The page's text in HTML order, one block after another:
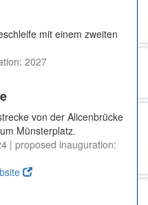
mit einem zweiten
2027
von der Alicenbrücke
Münsterplatz.
| proposed inauguration: